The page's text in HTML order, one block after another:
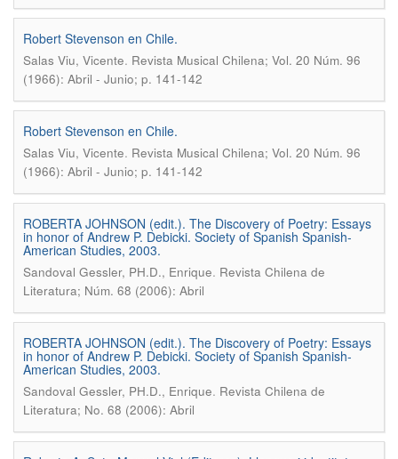
Robert Stevenson en Chile.
Salas Viu, Vicente. Revista Musical Chilena; Vol. 20 Núm. 96
(1966): Abril - Junio; p. 141-142
Robert Stevenson en Chile.
Salas Viu, Vicente. Revista Musical Chilena; Vol. 20 Núm. 96
(1966): Abril - Junio; p. 141-142
ROBERTA JOHNSON (edit.). The Discovery of Poetry: Essays
in honor of Andrew P. Debicki. Society of Spanish Spanish-
American Studies, 2003.
Sandoval Gessler, PH.D., Enrique. Revista Chilena de
Literatura; Núm. 68 (2006): Abril
ROBERTA JOHNSON (edit.). The Discovery of Poetry: Essays
in honor of Andrew P. Debicki. Society of Spanish Spanish-
American Studies, 2003.
Sandoval Gessler, PH.D., Enrique. Revista Chilena de
Literatura; No. 68 (2006): Abril